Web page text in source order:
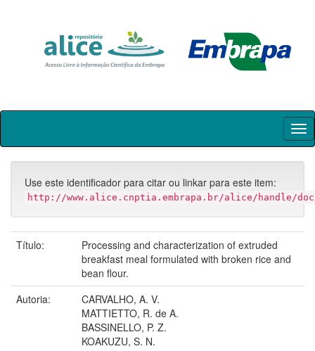
Skip
Use este identificador para citar ou linkar para este item:
http://www.alice.cnptia.embrapa.br/alice/handle/
Título:
Processing and characterization of extruded
breakfast meal formulated with broken rice and
bean flour.
Autoria:
CARVALHO, A. V.
MATTIETTO, R. de A.
BASSINELLO, P. Z.
KOAKUZU, S. N.